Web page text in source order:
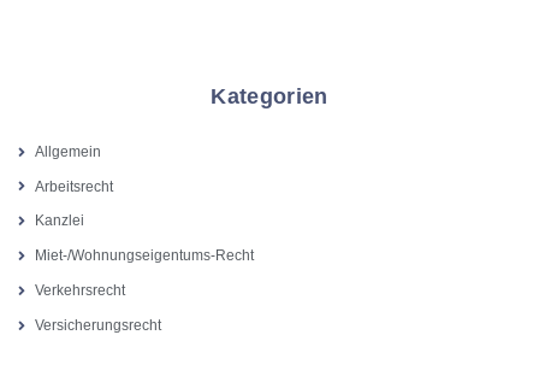
Kategorien
Allgemein
Arbeitsrecht
Kanzlei
Miet-/Wohnungseigentums-Recht
Verkehrsrecht
Versicherungsrecht